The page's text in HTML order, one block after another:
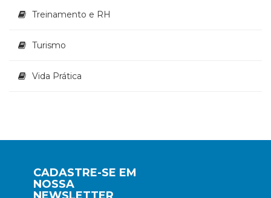
Treinamento e RH
Turismo
Vida Prática
CADASTRE-SE EM
NOSSA